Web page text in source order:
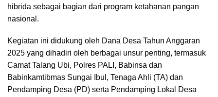
hibrida sebagai bagian dari program ketahanan pangan
nasional.
Kegiatan ini didukung oleh Dana Desa Tahun Anggaran
2025 yang dihadiri oleh berbagai unsur penting, termasuk
Camat Talang Ubi, Polres PALI, Babinsa dan
Babinkamtibmas Sungai Ibul, Tenaga Ahli (TA) dan
Pendamping Desa (PD) serta Pendamping Lokal Desa